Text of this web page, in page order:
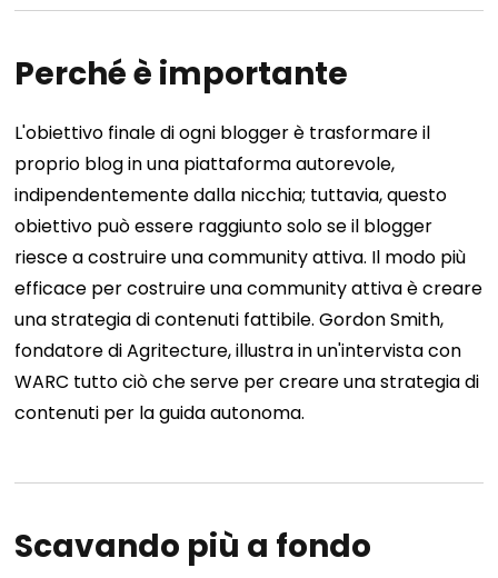
Perché è importante
L'obiettivo finale di ogni blogger è trasformare il
proprio blog in una piattaforma autorevole,
indipendentemente dalla nicchia; tuttavia, questo
obiettivo può essere raggiunto solo se il blogger
riesce a costruire una community attiva. Il modo più
efficace per costruire una community attiva è creare
una strategia di contenuti fattibile. Gordon Smith,
fondatore di Agritecture, illustra in un'intervista con
WARC tutto ciò che serve per creare una strategia di
contenuti per la guida autonoma.
Scavando più a fondo